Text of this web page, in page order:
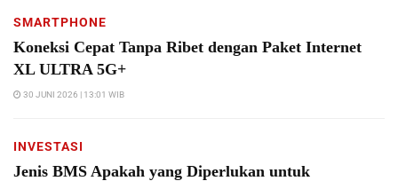
SMARTPHONE
Koneksi Cepat Tanpa Ribet dengan Paket Internet
XL ULTRA 5G+
30 JUNI 2026 | 13:01 WIB
INVESTASI
Jenis BMS Apakah yang Diperlukan untuk